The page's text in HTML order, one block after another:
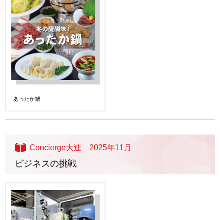
あったか鍋
Concierge大連 2025年11月
ビジネスの挑戦